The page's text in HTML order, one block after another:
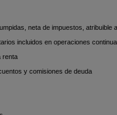
neta de impuestos, atribuible
incluidos en operaciones
renta
y comisiones de deuda